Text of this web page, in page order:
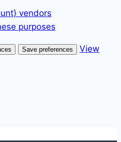
vendors
purposes
Save preferences
View